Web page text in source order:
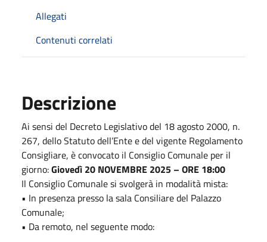
Allegati
Contenuti correlati
Descrizione
Ai sensi del Decreto Legislativo del 18 agosto 2000, n.
267, dello Statuto dell’Ente e del vigente Regolamento
Consigliare, è convocato il Consiglio Comunale per il
giorno:Giovedì 20 NOVEMBRE 2025 – ORE 18:00
Il Consiglio Comunale si svolgerà in modalità mista:
• In presenza presso la sala Consiliare del Palazzo
Comunale;
• Da remoto, nel seguente modo: